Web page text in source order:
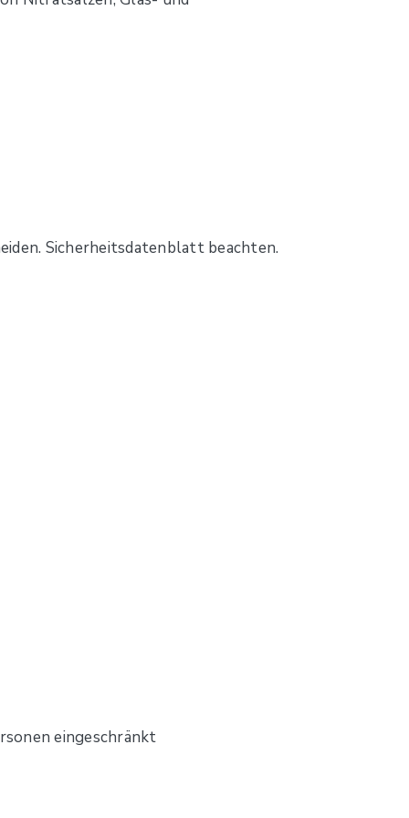
Sicherheitsdatenblatt beachten.
eingeschränkt